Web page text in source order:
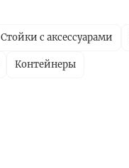
Стойки с аксессуарами
Контейнеры